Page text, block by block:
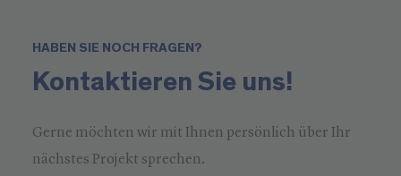
HABEN SIE NOCH FRAGEN?
Kontaktieren Sie uns!
Gerne möchten wir mit Ihnen persönlich über Ihr
nächstes Projekt sprechen.